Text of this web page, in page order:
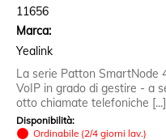
11656
Marca:
Yealink
La serie Patton SmartNode
VoIP in grado di gestire - a
otto chiamate telefoniche [...]
Disponibilità:
Ordinabile (2/4 giorni lav.)